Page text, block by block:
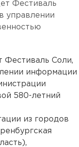
Фестиваль
управлении
Фестиваль Соли,
информации
580-летний
из городов